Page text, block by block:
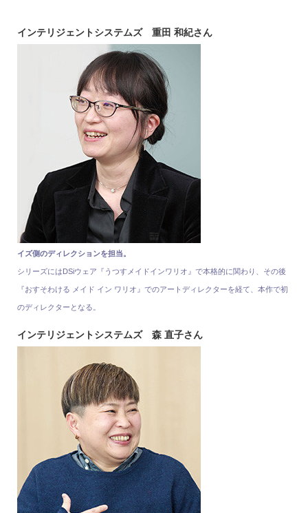
インテリジェントシステムズ 重田 和紀さん
イズ側のディレクションを担当。
シリーズにはDSiウェア『うつすメイドインワリオ』で本格的に関わり、その後
『おすそわける メイド イン ワリオ』でのアートディレクターを経て、本作で初
のディレクターとなる。
インテリジェントシステムズ 森 直子さん